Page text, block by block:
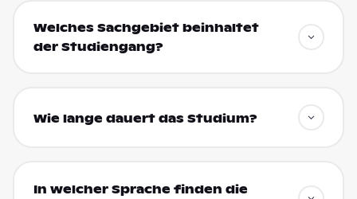
Welches Sachgebiet beinhaltet
der Studiengang?
Wie lange dauert das Studium?
In welcher Sprache finden die